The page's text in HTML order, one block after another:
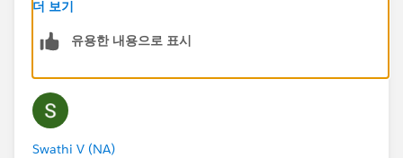
더 보기
유용한 내용으로 표시
Swathi V (NA)